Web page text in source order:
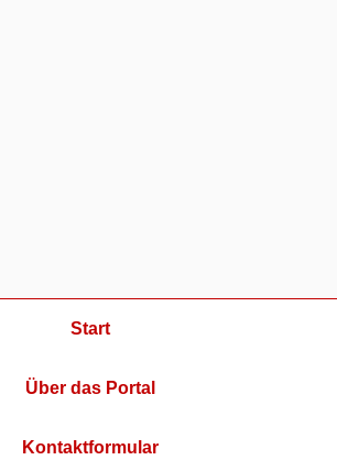
Start
Über das Portal
Kontaktformular